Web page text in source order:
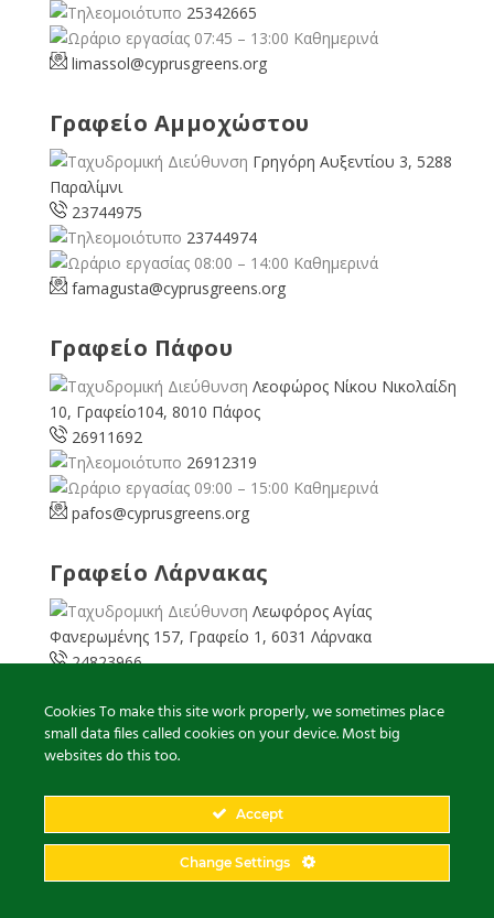
25342665
07:45 – 13:00 Καθημερινά
limassol@cyprusgreens.org
Γραφείο Αμμοχώστου
Γρηγόρη Αυξεντίου 3, 5288
Παραλίμνι
23744975
23744974
08:00 – 14:00 Καθημερινά
famagusta@cyprusgreens.org
Γραφείο Πάφου
Λεοφώρος Νίκου Νικολαίδη
10, Γραφείο104, 8010 Πάφος
26911692
26912319
09:00 – 15:00 Καθημερινά
pafos@cyprusgreens.org
Γραφείο Λάρνακας
Λεωφόρος Αγίας
Φανερωμένης 157, Γραφείο 1, 6031 Λάρνακα
24823966
08:00 – 16:00 Καθημερινά
larnaka@cyprusgreens.org
2026© Ολα τα δικαιώματα διατηρούνται
Cookies To make this site work properly, we sometimes place
small data files called cookies on your device. Most big
websites do this too.
Accept
Change Settings